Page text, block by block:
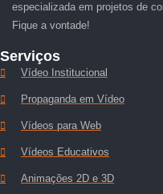
especializada em projetos de
Fique a vontade!
Serviços
Vídeo Institucional
Propaganda em Vídeo
Vídeos para Web
Vídeos Educativos
Animações 2D e 3D